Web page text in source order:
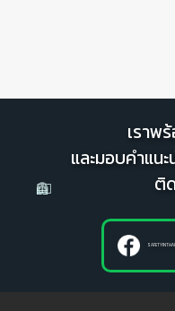
เราพ
และมอบคำแน
ติ
SAFETYINTHAI